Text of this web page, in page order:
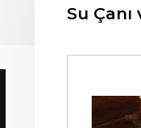
Su